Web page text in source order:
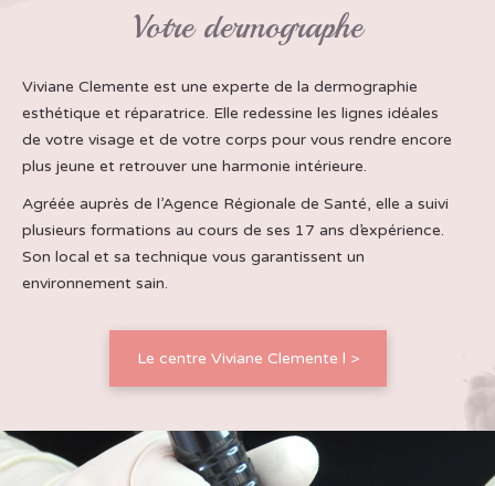
Votre dermographe
Viviane Clemente est une experte de la dermographie
esthétique et réparatrice. Elle redessine les lignes idéales
de votre visage et de votre corps pour vous rendre encore
plus jeune et retrouver une harmonie intérieure.
Agréée auprès de l’Agence Régionale de Santé, elle a suivi
plusieurs formations au cours de ses 17 ans d’expérience.
Son local et sa technique vous garantissent un
environnement sain.
Le centre Viviane Clemente l >